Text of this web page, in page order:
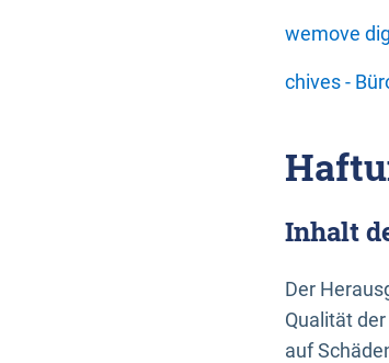
wemove
chives -
Inhalt
Der
Qualität
auf